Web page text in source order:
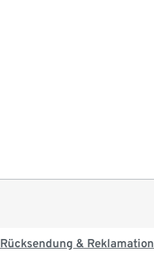
Rücksendung & Reklamation